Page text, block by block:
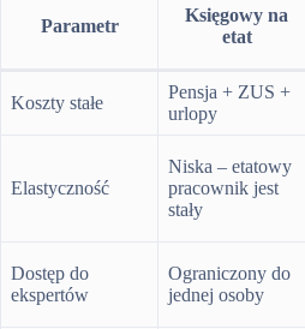
Parametr
Księgowy na
etat
Koszty stałe
Pensja + ZUS +
urlopy
Elastyczność
Niska – etatowy
pracownik jest
stały
Dostęp do
ekspertów
Ograniczony do
jednej osoby